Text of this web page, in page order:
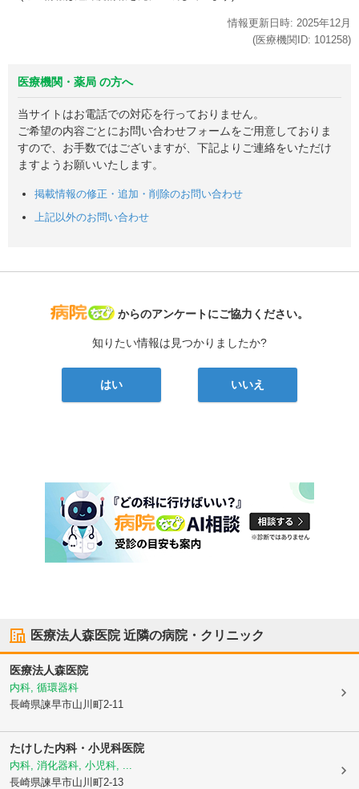
情報更新日時: 2025年12月
(医療機関ID: 101258)
医療機関・薬局 の方へ
当サイトはお電話での対応を行っておりません。
ご希望の内容ごとにお問い合わせフォームをご用意しておりま
すので、お手数ではございますが、下記よりご連絡をいただけ
ますようお願いいたします。
掲載情報の修正・追加・削除のお問い合わせ
上記以外のお問い合わせ
病院なび
からのアンケートにご協力ください。
知りたい情報は見つかりましたか?
はい いいえ
医療法人森医院近隣の病院・クリニック
医療法人森医院
内科, 循環器科
長崎県諫早市山川町2-11
たけした内科・小児科医院
内科, 消化器科, 小児科, ...
長崎県諫早市山川町2-13